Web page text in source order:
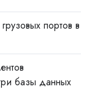
портов в
базы данных